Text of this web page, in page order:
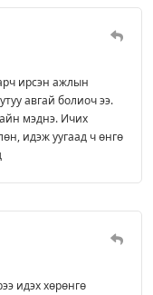
ирсэн ажлын
авгай болиоч ээ.
мэднэ. Ичих
идэж уугаад ч өнгө
идэх хөрөнгө